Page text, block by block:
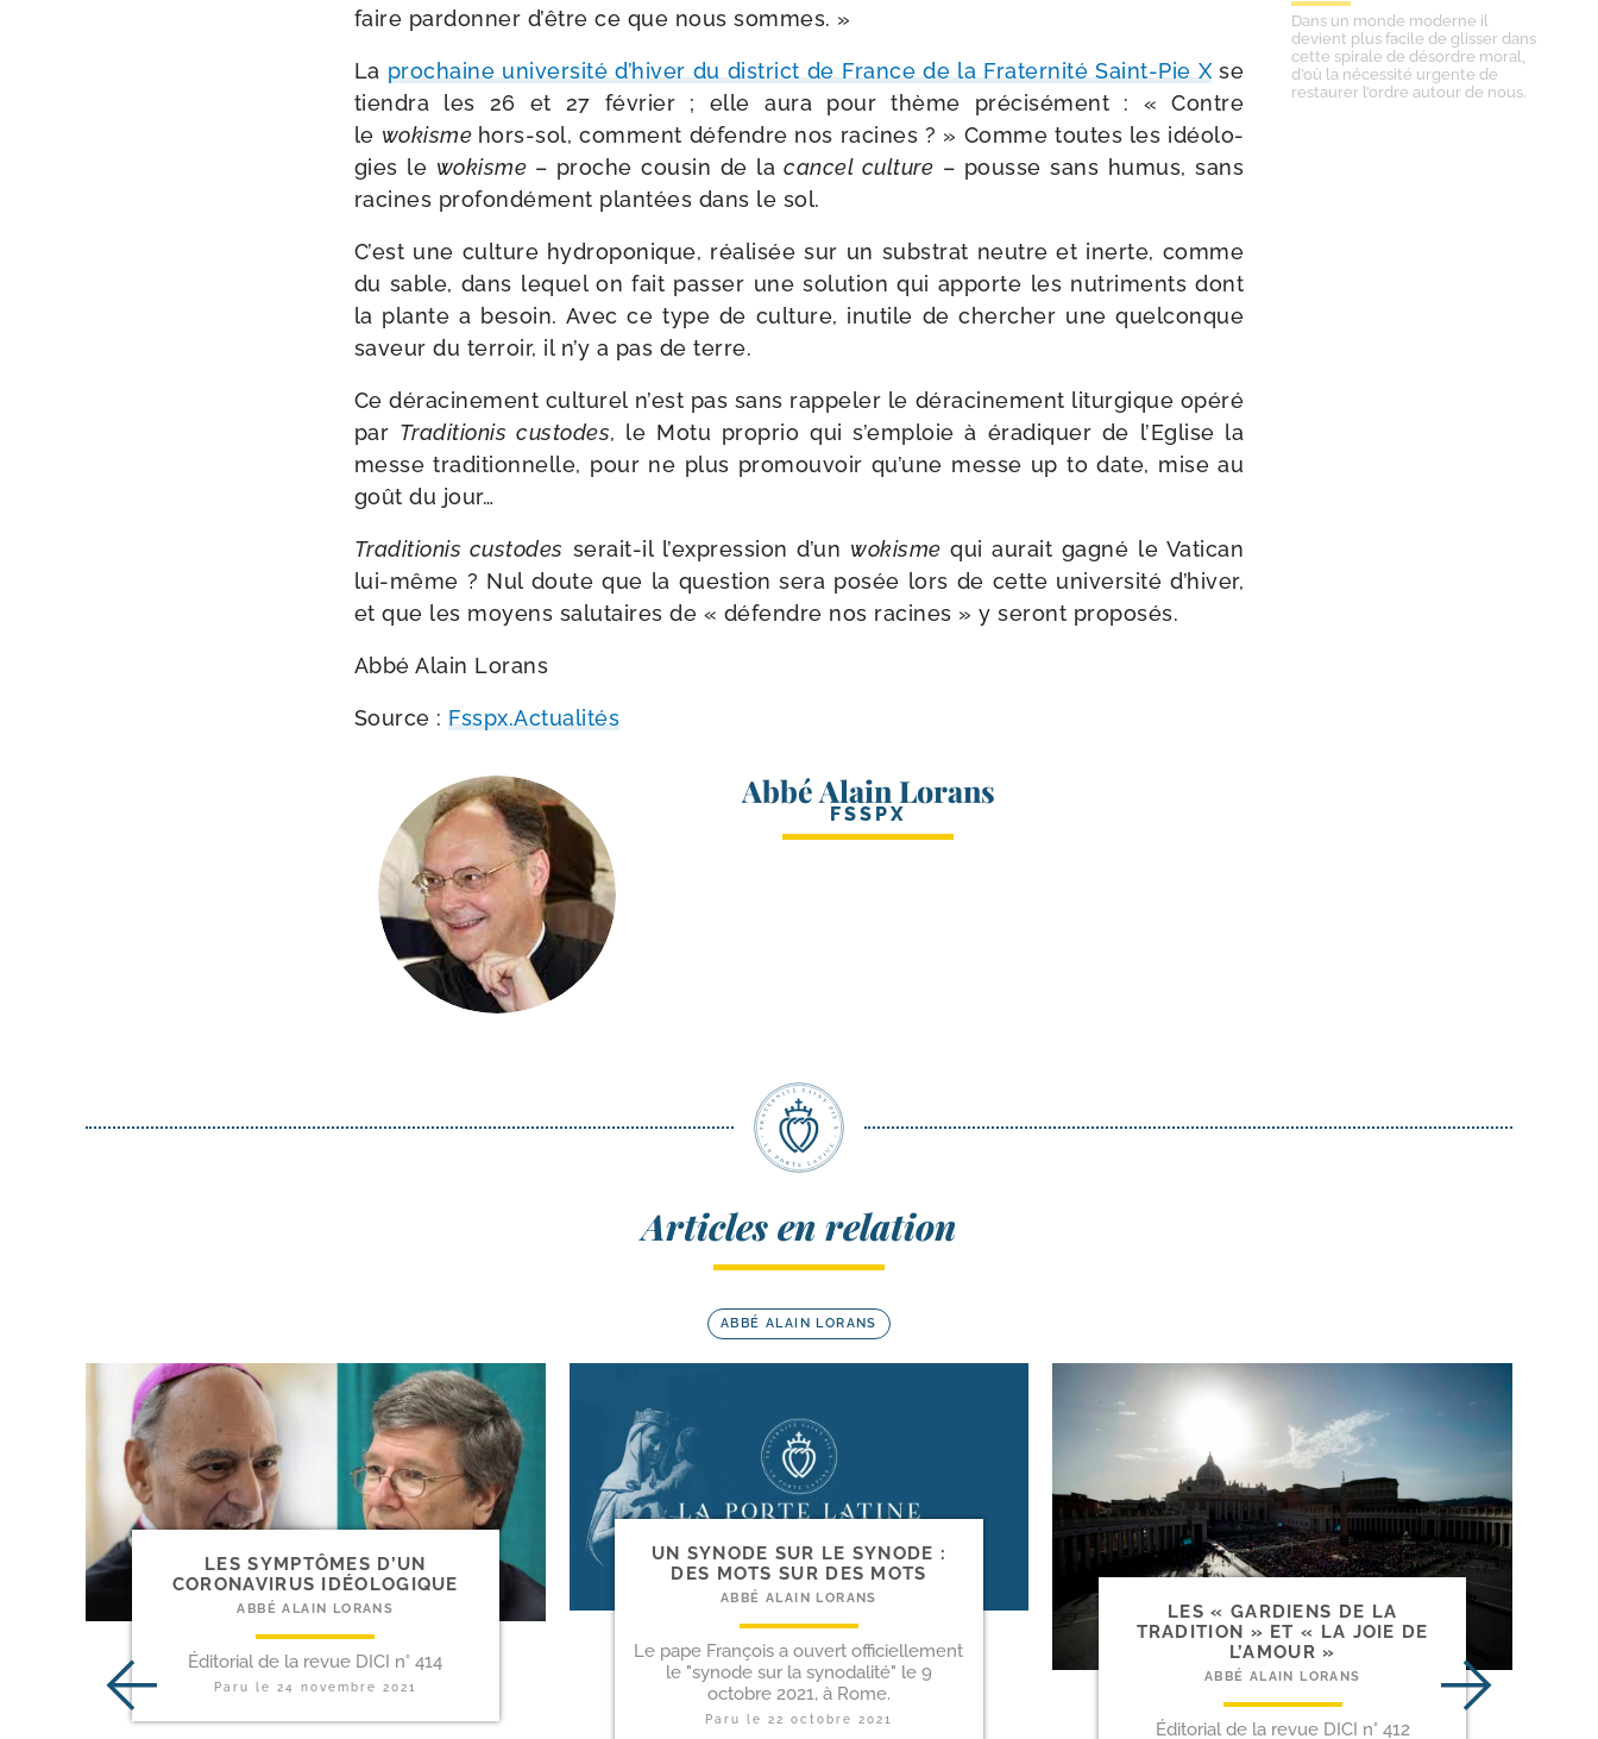
faire par­don­ner d’être ce que nous sommes. »
La pro­chaine uni­ver­si­té d’hiver du dis­trict de France de la Fraternité Saint-​Pie Xse
tien­dra les 26 et 27 février ; elle aura pour thème pré­ci­sé­ment : « Contre
le wokisme hors-​sol, com­ment défendre nos racines ? » Comme toutes les idéo­lo­
gies le wokisme – proche cou­sin de lacan­cel culture – pousse sans humus, sans
racines pro­fon­dé­ment plan­tées dans le sol.
C’est une culture hydro­po­nique, réa­li­sée sur un sub­strat neutre et inerte, comme
du sable, dans lequel on fait pas­ser une solu­tion qui apporte les nutri­ments dont
la plante a besoin. Avec ce type de culture, inutile de cher­cher une quel­conque
saveur du ter­roir, il n’y a pas de terre.
Ce déra­ci­ne­ment cultu­rel n’est pas sans rap­pe­ler le déra­ci­ne­ment litur­gique opé­ré
par Traditionis cus­todes, le Motu pro­prio qui s’emploie à éra­di­quer de l’Eglise la
messe tra­di­tion­nelle, pour ne plus pro­mou­voir qu’une messe up to date, mise au
goût du jour…
Traditionis cus­todes serait-​il l’expression d’un wokisme qui aurait gagné le Vatican
lui-​même ? Nul doute que la ques­tion sera posée lors de cette uni­ver­si­té d’hiver,
et que les moyens salu­taires de « défendre nos racines » y seront proposés.
Abbé Alain Lorans
Source : Fsspx.Actualités
Abbé Alain Lorans
FSSPX
Dans un monde moderne il
devient plus facile de glisser dans
cette spirale de désordre moral,
d’où la nécessité urgente de
restaurer l’ordre autour de nous.
Articles en relation
ABBÉ ALAIN LORANS
LES SYMPTÔMES D’UN
CORONAVIRUS IDÉOLOGIQUE
ABBÉ ALAIN LORANS
Éditorial de la revue DICI n° 414
Paru le 24 novembre 2021
UN SYNODE SUR LE SYNODE :
DES MOTS SUR DES MOTS
ABBÉ ALAIN LORANS
Le pape François a ouvert officiellement
le "synode sur la synodalité" le 9
octobre 2021, à Rome.
Paru le 22 octobre 2021
LES « GARDIENS DE LA
TRADITION » ET « LA JOIE DE
L’AMOUR »
ABBÉ ALAIN LORANS
Éditorial de la revue DICI n° 412